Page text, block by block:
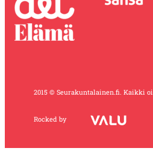
2015 © Seurakuntalainen.fi. Kaikki
Rocked by